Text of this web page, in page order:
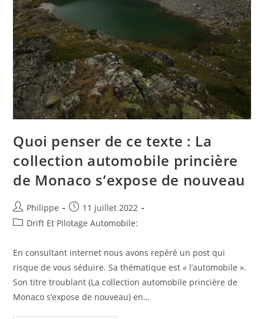
Quoi penser de ce texte : La
collection automobile princière
de Monaco s’expose de nouveau
Auteur/autrice
de
Philippe
Post
published:
11 juillet 2022
PostDrift Et Pilotage Automobile:
En consultant internet nous avons repéré un post qui
risque de vous séduire. Sa thématique est « l’automobile ».
Son titre troublant (La collection automobile princière de
Monaco s’expose de nouveau) en…